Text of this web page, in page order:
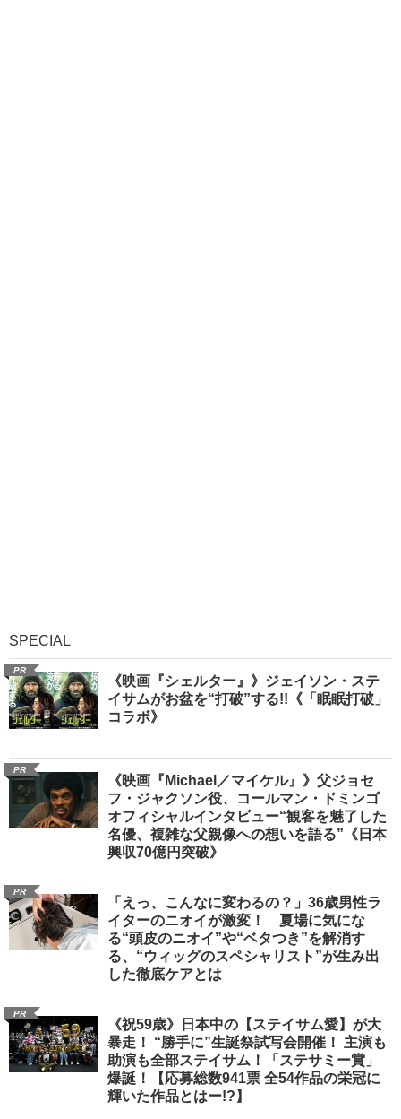
SPECIAL
PR
《映画『シェルター』》ジェイソン・ステ
イサムがお盆を“打破”する!!《「眠眠打破」
コラボ》
PR
《映画『Michael／マイケル』》父ジョセ
フ・ジャクソン役、コールマン・ドミンゴ
オフィシャルインタビュー“観客を魅了した
名優、複雑な父親像への想いを語る”《日本
興収70億円突破》
PR
「えっ、こんなに変わるの？」36歳男性ラ
イターのニオイが激変！ 夏場に気にな
る“頭皮のニオイ”や“ベタつき”を解消す
る、“ウィッグのスペシャリスト”が生み出
した徹底ケアとは
PR
《祝59歳》日本中の【ステイサム愛】が大
暴走！ “勝手に”生誕祭試写会開催！ 主演も
助演も全部ステイサム！「ステサミー賞」
爆誕！【応募総数941票 全54作品の栄冠に
輝いた作品とはー!?】